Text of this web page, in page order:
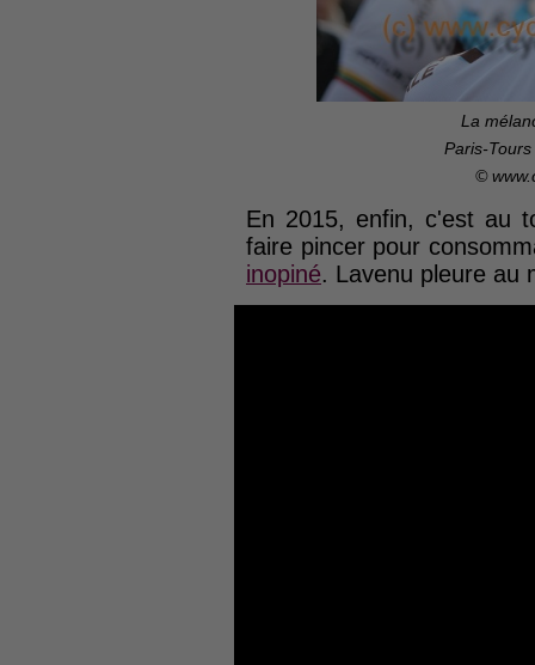
La
Paris-
©
En 2015, enfin, c'est au
faire pincer pour
inopiné. Lavenu pleure au